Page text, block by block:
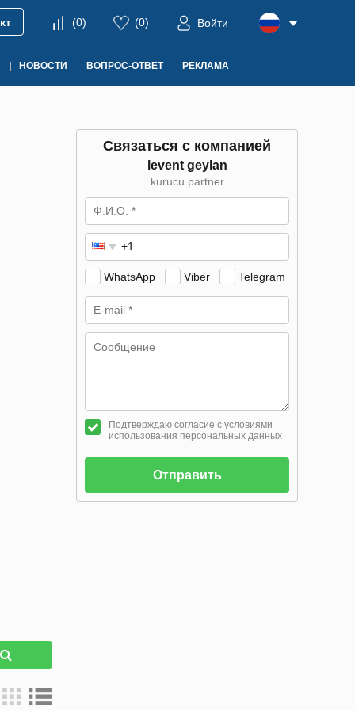
(0) (0) Войти
НОВОСТИ ВОПРОС-ОТВЕТ РЕКЛАМА
Связаться с компанией
levent geylan
kurucu partner
WhatsApp Viber Telegram
Подтверждаю согласие с условиями
использования персональных данных
Отправить